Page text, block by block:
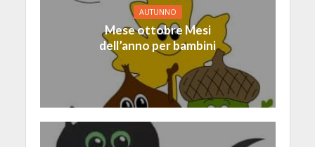
AUTUNNO
Mese ottobre Mesi
dell’anno per bambini